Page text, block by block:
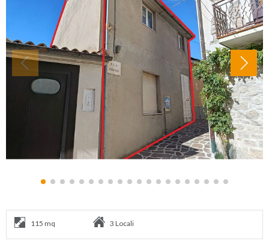
115 mq 3 Locali